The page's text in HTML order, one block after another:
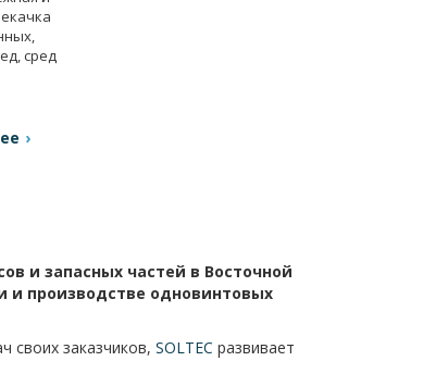
сред
и запасных частей в Восточной
и производстве одновинтовых
своих заказчиков, SOLTEC развивает